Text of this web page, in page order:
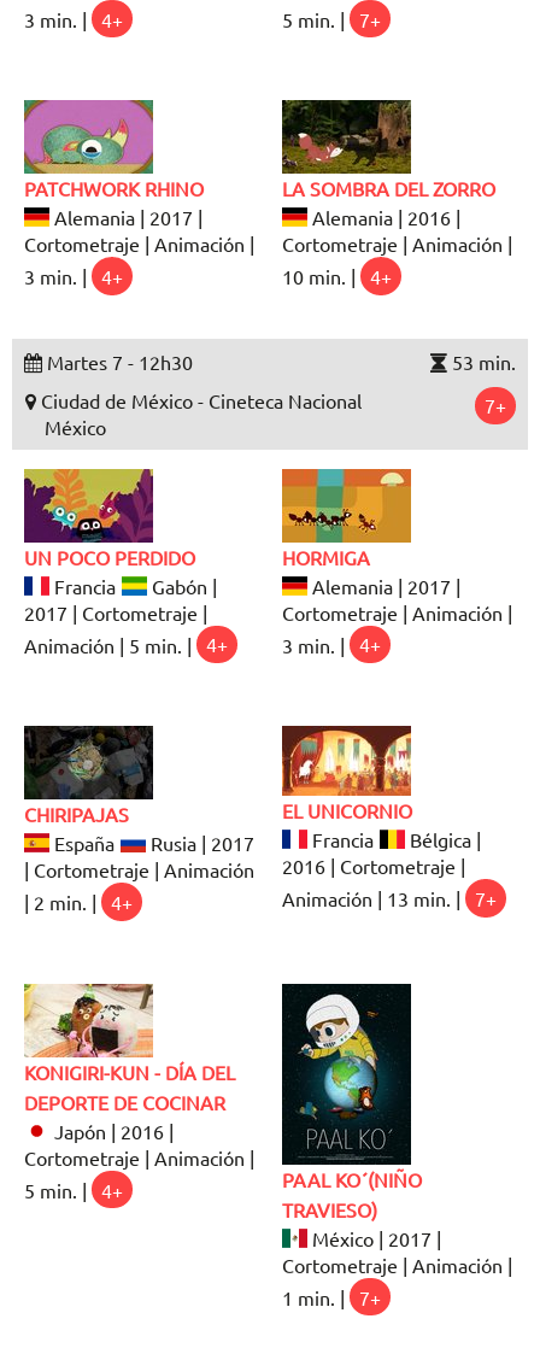
3 min. |
4+
5 min. |
7+
PATCHWORK RHINO
Alemania | 2017 |
Cortometraje | Animación |
3 min. |
4+
LA SOMBRA DEL ZORRO
Alemania | 2016 |
Cortometraje | Animación |
10 min. |
4+
Martes 7 - 12h30
53 min.
Ciudad de México - Cineteca Nacional
México
7+
UN POCO PERDIDO
Francia
Gabón |
2017 | Cortometraje |
Animación | 5 min. |
4+
HORMIGA
Alemania | 2017 |
Cortometraje | Animación |
3 min. |
4+
CHIRIPAJAS
España
Rusia | 2017
| Cortometraje | Animación
| 2 min. |
4+
EL UNICORNIO
Francia
Bélgica |
2016 | Cortometraje |
Animación | 13 min. |
7+
KONIGIRI-KUN - DÍA DEL
DEPORTE DE COCINAR
Japón | 2016 |
Cortometraje | Animación |
5 min. |
4+
PAAL KO´(NIÑO
TRAVIESO)
México | 2017 |
Cortometraje | Animación |
1 min. |
7+